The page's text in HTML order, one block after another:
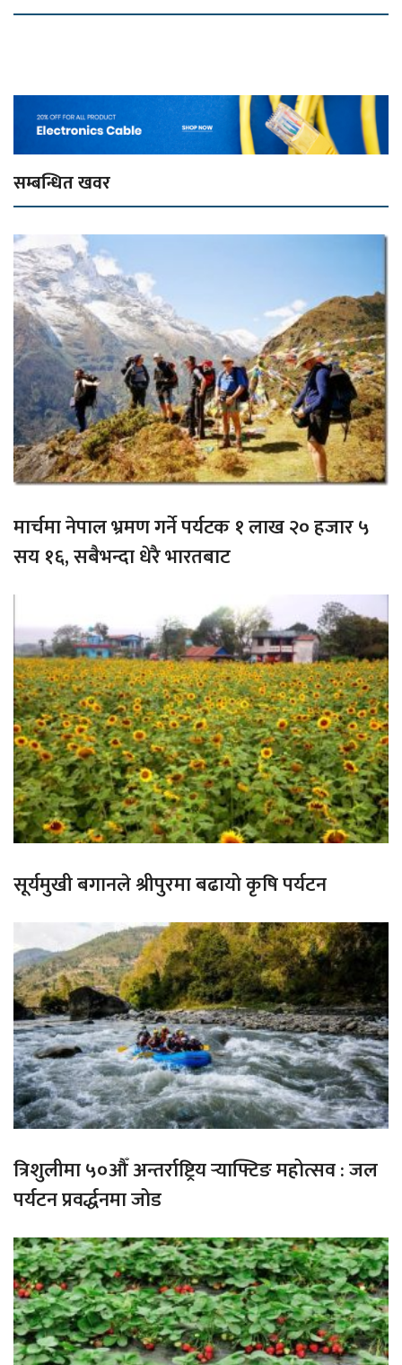
सम्बन्धित खवर
मार्चमा नेपाल भ्रमण गर्ने पर्यटक १ लाख २० हजार ५
सय १६, सबैभन्दा धेरै भारतबाट
सूर्यमुखी बगानले श्रीपुरमा बढायो कृषि पर्यटन
त्रिशुलीमा ५०औँ अन्तर्राष्ट्रिय र्‍याफ्टिङ महोत्सव : जल
पर्यटन प्रवर्द्धनमा जोड